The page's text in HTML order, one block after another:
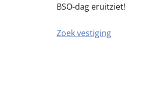
BSO-dag eruitziet!
Zoek vestiging